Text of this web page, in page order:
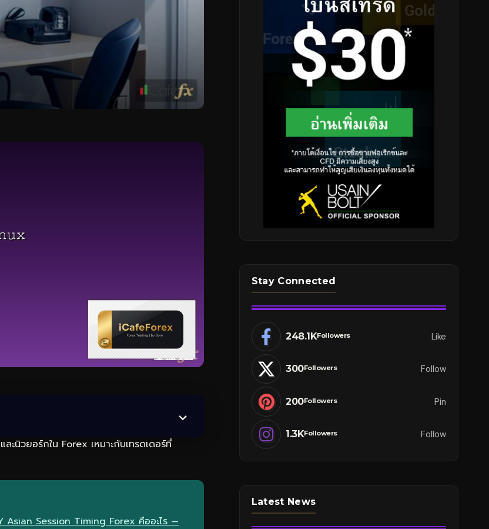
ะนิวยอร์กใน Forex เหมาะกับเทรดเดอร์ที่
Session Timing Forex คืออะไร —
Stay Connected
248.1KFollowers Like
300Followers Follow
200Followers Pin
1.3KFollowers Follow
Latest News